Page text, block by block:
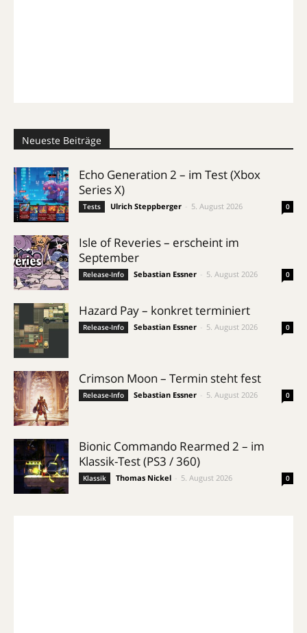
Neueste Beiträge
Echo Generation 2 – im Test (Xbox
Series X)
Tests Ulrich Steppberger 5. August 2026 0
Isle of Reveries – erscheint im
September
Release-Info Sebastian Essner 5. August 2026 0
Hazard Pay – konkret terminiert
Release-Info Sebastian Essner 5. August 2026 0
Crimson Moon – Termin steht fest
Release-Info Sebastian Essner 5. August 2026 0
Bionic Commando Rearmed 2 – im
Klassik-Test (PS3 / 360)
Klassik Thomas Nickel 5. August 2026 0